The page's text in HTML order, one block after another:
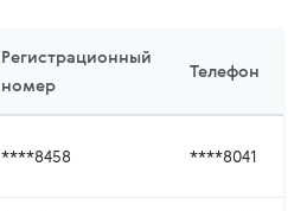
Регистрационный
номер
Телефон
****8458 ****8041